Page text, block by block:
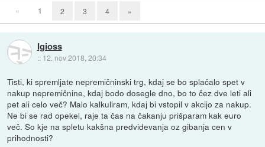
« 1 2 3 4 »
Igioss
:: 12. nov 2018, 20:34
Tisti, ki spremljate nepremičninski trg, kdaj se bo splačalo spet v
nakup nepremičnine, kdaj bodo dosegle dno, bo to čez dve leti ali
pet ali celo več? Malo kalkuliram, kdaj bi vstopil v akcijo za nakup.
Ne bi se rad opekel, raje ta čas na čakanju prišparam kak euro
več. So kje na spletu kakšna predvidevanja oz gibanja cen v
prihodnosti?